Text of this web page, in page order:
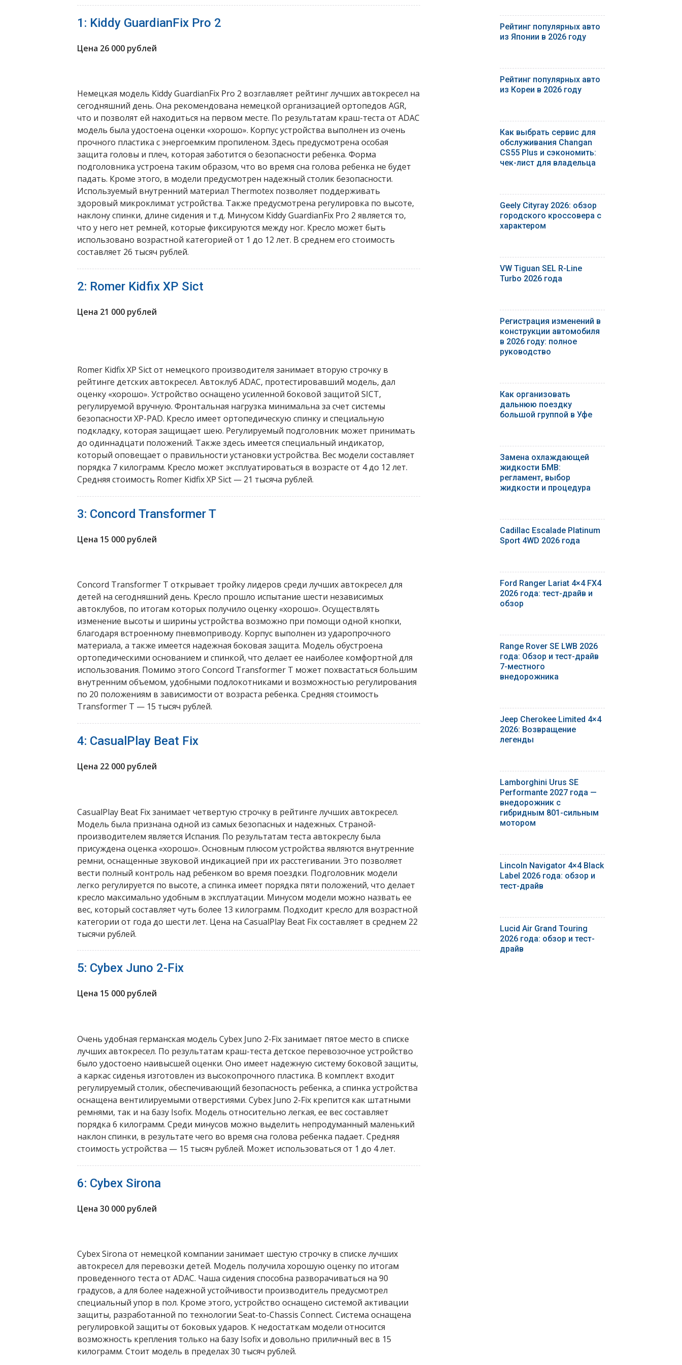
1: Kiddy GuardianFix Pro 2
Цена 26 000 рублей
Немецкая модель Kiddy GuardianFix Pro 2 возглавляет рейтинг лучших автокресел на
сегодняшний день. Она рекомендована немецкой организацией ортопедов AGR,
что и позволят ей находиться на первом месте. По результатам краш-теста от ADAC
модель была удостоена оценки «хорошо». Корпус устройства выполнен из очень
прочного пластика с энергоемким пропиленом. Здесь предусмотрена особая
защита головы и плеч, которая заботится о безопасности ребенка. Форма
подголовника устроена таким образом, что во время сна голова ребенка не будет
падать. Кроме этого, в модели предусмотрен надежный столик безопасности.
Используемый внутренний материал Thermotex позволяет поддерживать
здоровый микроклимат устройства. Также предусмотрена регулировка по высоте,
наклону спинки, длине сидения и т.д. Минусом Kiddy GuardianFix Pro 2 является то,
что у него нет ремней, которые фиксируются между ног. Кресло может быть
использовано возрастной категорией от 1 до 12 лет. В среднем его стоимость
составляет 26 тысяч рублей.
2: Romer Kidfix XP Sict
Цена 21 000 рублей
Romer Kidfix XP Sict от немецкого производителя занимает вторую строчку в
рейтинге детских автокресел. Автоклуб ADAC, протестировавший модель, дал
оценку «хорошо». Устройство оснащено усиленной боковой защитой SICT,
регулируемой вручную. Фронтальная нагрузка минимальна за счет системы
безопасности XP-PAD. Кресло имеет ортопедическую спинку и специальную
подкладку, которая защищает шею. Регулируемый подголовник может принимать
до одиннадцати положений. Также здесь имеется специальный индикатор,
который оповещает о правильности установки устройства. Вес модели составляет
порядка 7 килограмм. Кресло может эксплуатироваться в возрасте от 4 до 12 лет.
Средняя стоимость Romer Kidfix XP Sict — 21 тысяча рублей.
3: Concord Transformer T
Цена 15 000 рублей
Concord Transformer T открывает тройку лидеров среди лучших автокресел для
детей на сегодняшний день. Кресло прошло испытание шести независимых
автоклубов, по итогам которых получило оценку «хорошо». Осуществлять
изменение высоты и ширины устройства возможно при помощи одной кнопки,
благодаря встроенному пневмоприводу. Корпус выполнен из ударопрочного
материала, а также имеется надежная боковая защита. Модель обустроена
ортопедическими основанием и спинкой, что делает ее наиболее комфортной для
использования. Помимо этого Concord Transformer T может похвастаться большим
внутренним объемом, удобными подлокотниками и возможностью регулирования
по 20 положениям в зависимости от возраста ребенка. Средняя стоимость
Transformer T — 15 тысяч рублей.
4: CasualPlay Beat Fix
Цена 22 000 рублей
CasualPlay Beat Fix занимает четвертую строчку в рейтинге лучших автокресел.
Модель была признана одной из самых безопасных и надежных. Страной-
производителем является Испания. По результатам теста автокреслу была
присуждена оценка «хорошо». Основным плюсом устройства являются внутренние
ремни, оснащенные звуковой индикацией при их расстегивании. Это позволяет
вести полный контроль над ребенком во время поездки. Подголовник модели
легко регулируется по высоте, а спинка имеет порядка пяти положений, что делает
кресло максимально удобным в эксплуатации. Минусом модели можно назвать ее
вес, который составляет чуть более 13 килограмм. Подходит кресло для возрастной
категории от года до шести лет. Цена на CasualPlay Beat Fix составляет в среднем 22
тысячи рублей.
5: Cybex Juno 2-Fix
Цена 15 000 рублей
Очень удобная германская модель Cybex Juno 2-Fix занимает пятое место в списке
лучших автокресел. По результатам краш-теста детское перевозочное устройство
было удостоено наивысшей оценки. Оно имеет надежную систему боковой защиты,
а каркас сиденья изготовлен из высокопрочного пластика. В комплект входит
регулируемый столик, обеспечивающий безопасность ребенка, а спинка устройства
оснащена вентилируемыми отверстиями. Cybex Juno 2-Fix крепится как штатными
ремнями, так и на базу Isofix. Модель относительно легкая, ее вес составляет
порядка 6 килограмм. Среди минусов можно выделить непродуманный маленький
наклон спинки, в результате чего во время сна голова ребенка падает. Средняя
стоимость устройства — 15 тысяч рублей. Может использоваться от 1 до 4 лет.
6: Cybex Sirona
Цена 30 000 рублей
Cybex Sirona от немецкой компании занимает шестую строчку в списке лучших
автокресел для перевозки детей. Модель получила хорошую оценку по итогам
проведенного теста от ADAC. Чаша сидения способна разворачиваться на 90
градусов, а для более надежной устойчивости производитель предусмотрел
специальный упор в пол. Кроме этого, устройство оснащено системой активации
защиты, разработанной по технологии Seat-to-Chassis Connect. Система оснащена
регулировкой защиты от боковых ударов. К недостаткам модели относится
возможность крепления только на базу Isofix и довольно приличный вес в 15
килограмм. Стоит модель в пределах 30 тысяч рублей.
Рейтинг популярных авто
из Японии в 2026 году
Рейтинг популярных авто
из Кореи в 2026 году
Как выбрать сервис для
обслуживания Changan
CS55 Plus и сэкономить:
чек-лист для владельца
Geely Cityray 2026: обзор
городского кроссовера с
характером
VW Tiguan SEL R-Line
Turbo 2026 года
Регистрация изменений в
конструкции автомобиля
в 2026 году: полное
руководство
Как организовать
дальнюю поездку
большой группой в Уфе
Замена охлаждающей
жидкости БМВ:
регламент, выбор
жидкости и процедура
Cadillac Escalade Platinum
Sport 4WD 2026 года
Ford Ranger Lariat 4×4 FX4
2026 года: тест-драйв и
обзор
Range Rover SE LWB 2026
года: Обзор и тест-драйв
7-местного
внедорожника
Jeep Cherokee Limited 4×4
2026: Возвращение
легенды
Lamborghini Urus SE
Performante 2027 года —
внедорожник с
гибридным 801-сильным
мотором
Lincoln Navigator 4×4 Black
Label 2026 года: обзор и
тест-драйв
Lucid Air Grand Touring
2026 года: обзор и тест-
драйв